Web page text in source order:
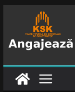
content